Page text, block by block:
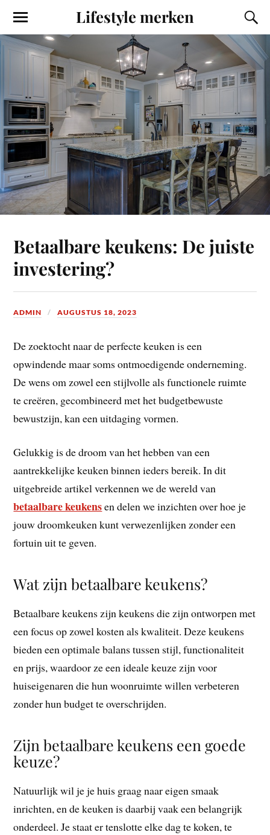
Lifestyle merken
Betaalbare keukens: De juiste
investering?
ADMIN AUGUSTUS 18, 2023
De zoektocht naar de perfecte keuken is een
opwindende maar soms ontmoedigende onderneming.
De wens om zowel een stijlvolle als functionele ruimte
te creëren, gecombineerd met het budgetbewuste
bewustzijn, kan een uitdaging vormen.
Gelukkig is de droom van het hebben van een
aantrekkelijke keuken binnen ieders bereik. In dit
uitgebreide artikel verkennen we de wereld van
betaalbare keukensen delen we inzichten over hoe je
jouw droomkeuken kunt verwezenlijken zonder een
fortuin uit te geven.
Wat zijn betaalbare keukens?
Betaalbare keukens zijn keukens die zijn ontworpen met
een focus op zowel kosten als kwaliteit. Deze keukens
bieden een optimale balans tussen stijl, functionaliteit
en prijs, waardoor ze een ideale keuze zijn voor
huiseigenaren die hun woonruimte willen verbeteren
zonder hun budget te overschrijden.
Zijn betaalbare keukens een goede
keuze?
Natuurlijk wil je je huis graag naar eigen smaak
inrichten, en de keuken is daarbij vaak een belangrijk
onderdeel. Je staat er tenslotte elke dag te koken, te